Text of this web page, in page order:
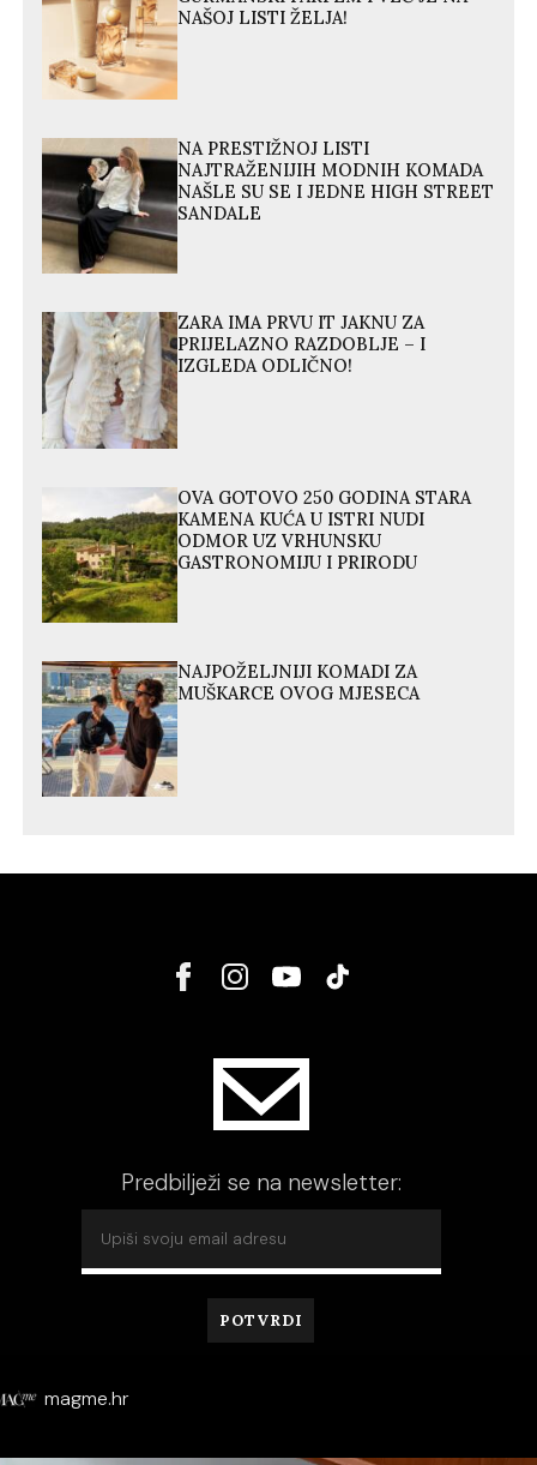
NAŠOJ LISTI ŽELJA!
NA PRESTIŽNOJ LISTI
NAJTRAŽENIJIH MODNIH KOMADA
NAŠLE SU SE I JEDNE HIGH STREET
SANDALE
ZARA IMA PRVU IT JAKNU ZA
PRIJELAZNO RAZDOBLJE – I
IZGLEDA ODLIČNO!
OVA GOTOVO 250 GODINA STARA
KAMENA KUĆA U ISTRI NUDI
ODMOR UZ VRHUNSKU
GASTRONOMIJU I PRIRODU
NAJPOŽELJNIJI KOMADI ZA
MUŠKARCE OVOG MJESECA
Predbilježi se na newsletter:
magme.hr